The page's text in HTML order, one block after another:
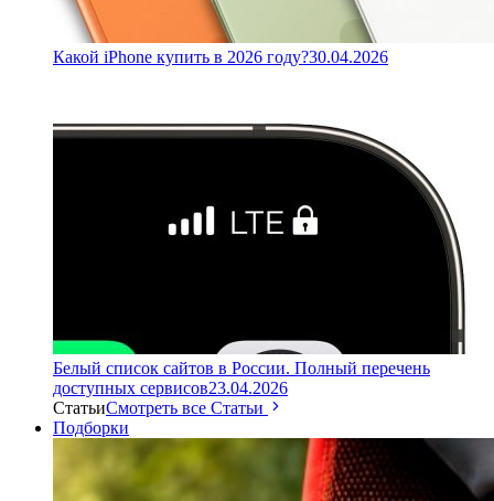
Какой iPhone купить в 2026 году?30.04.2026
Белый список сайтов в России. Полный перечень
доступных сервисов23.04.2026
СтатьиСмотреть все Статьи
Подборки